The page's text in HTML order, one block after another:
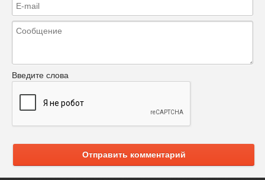
Введите слова
Отправить комментарий